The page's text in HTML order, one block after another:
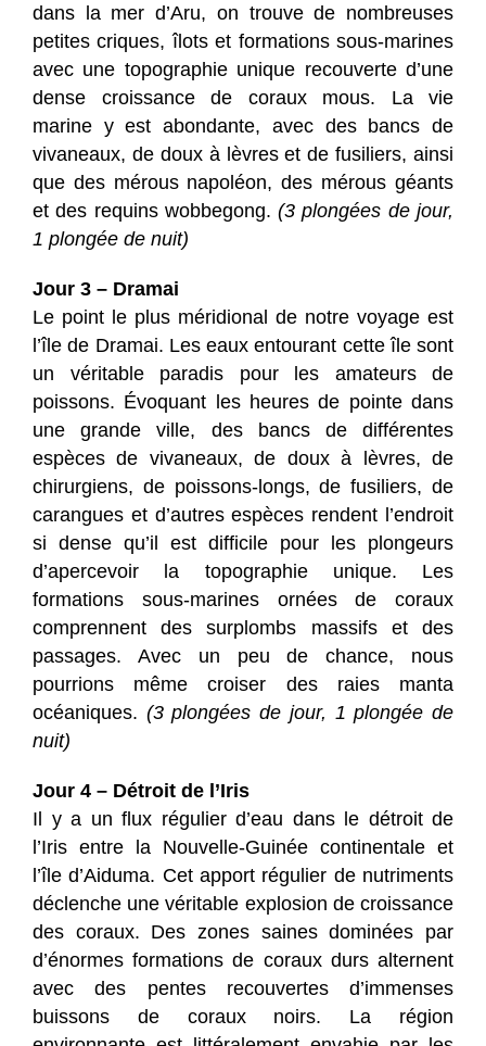
dans la mer d’Aru, on trouve de nombreuses
petites criques, îlots et formations sous-marines
avec une topographie unique recouverte d’une
dense croissance de coraux mous. La vie
marine y est abondante, avec des bancs de
vivaneaux, de doux à lèvres et de fusiliers, ainsi
que des mérous napoléon, des mérous géants
et des requins wobbegong.(3 plongées de jour,
1 plongée de nuit)
Jour 3 – Dramai
Le point le plus méridional de notre voyage est
l’île de Dramai. Les eaux entourant cette île sont
un véritable paradis pour les amateurs de
poissons. Évoquant les heures de pointe dans
une grande ville, des bancs de différentes
espèces de vivaneaux, de doux à lèvres, de
chirurgiens, de poissons-longs, de fusiliers, de
carangues et d’autres espèces rendent l’endroit
si dense qu’il est difficile pour les plongeurs
d’apercevoir la topographie unique. Les
formations sous-marines ornées de coraux
comprennent des surplombs massifs et des
passages. Avec un peu de chance, nous
pourrions même croiser des raies manta
océaniques. (3 plongées de jour, 1 plongée de
nuit)
Jour 4 – Détroit de l’Iris
Il y a un flux régulier d’eau dans le détroit de
l’Iris entre la Nouvelle-Guinée continentale et
l’île d’Aiduma. Cet apport régulier de nutriments
déclenche une véritable explosion de croissance
des coraux. Des zones saines dominées par
d’énormes formations de coraux durs alternent
avec des pentes recouvertes d’immenses
buissons de coraux noirs. La région